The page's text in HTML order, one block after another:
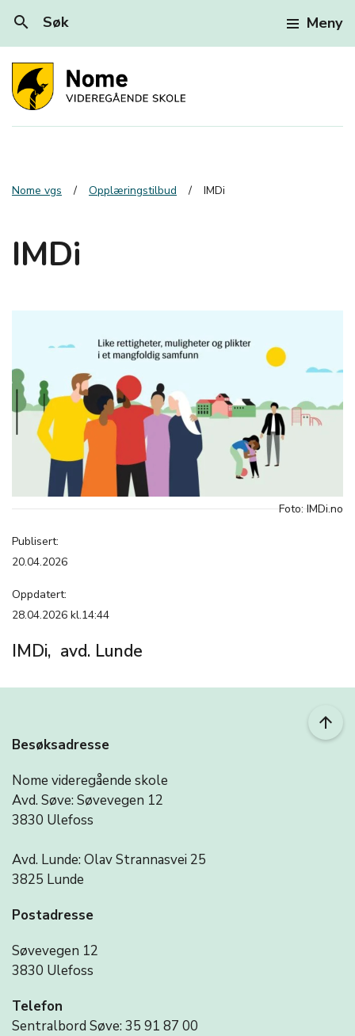
search Søk Meny
Nome vgs Opplæringstilbud IMDi
IMDi
Foto: IMDi.no
Publisert:
20.04.2026
Oppdatert:
28.04.2026 kl.14:44
IMDi, avd. Lunde
arrow_upward
Besøksadresse
Nome videregående skole
Avd. Søve: Søvevegen 12
3830 Ulefoss
Avd. Lunde: Olav Strannasvei 25
3825 Lunde
Postadresse
Søvevegen 12
3830 Ulefoss
Telefon
Sentralbord Søve: 35 91 87 00